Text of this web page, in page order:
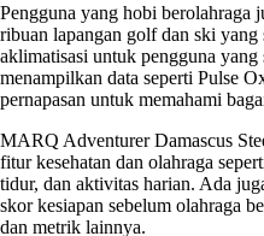
Pengguna yang hobi berolahraga
ribuan lapangan golf dan ski
aklimatisasi untuk pengguna
menampilkan data seperti Pulse
pernapasan untuk memahami
MARQ Adventurer Damascus
fitur kesehatan dan olahraga
tidur, dan aktivitas harian. Ada
skor kesiapan sebelum olahraga
dan metrik lainnya.